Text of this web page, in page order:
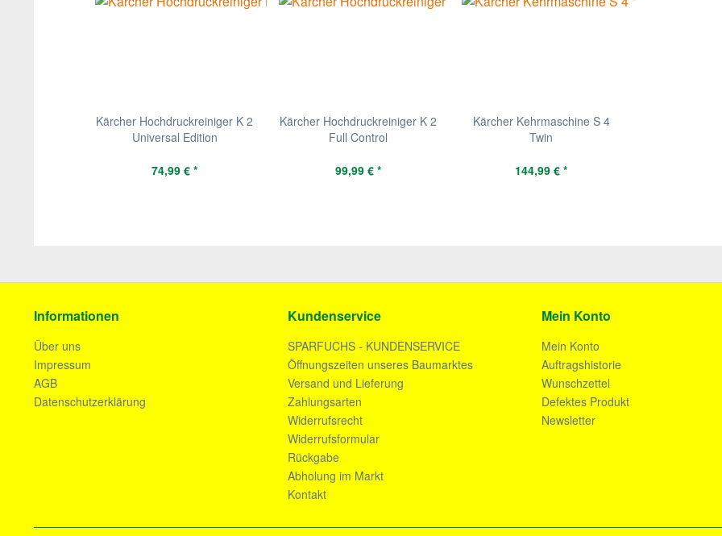
Kärcher Hochdruckreiniger K 2
Universal Edition
74,99 € *
Kärcher Hochdruckreiniger K 2
Full Control
99,99 € *
Kärcher Kehrmaschine S 4
Twin
144,99 € *
Informationen
Über uns
Impressum
AGB
Datenschutzerklärung
Kundenservice
SPARFUCHS - KUNDENSERVICE
Öffnungszeiten unseres Baumarktes
Versand und Lieferung
Zahlungsarten
Widerrufsrecht
Widerrufsformular
Rückgabe
Abholung im Markt
Kontakt
Mein Konto
Mein Konto
Auftragshistorie
Wunschzettel
Defektes Produkt
Newsletter